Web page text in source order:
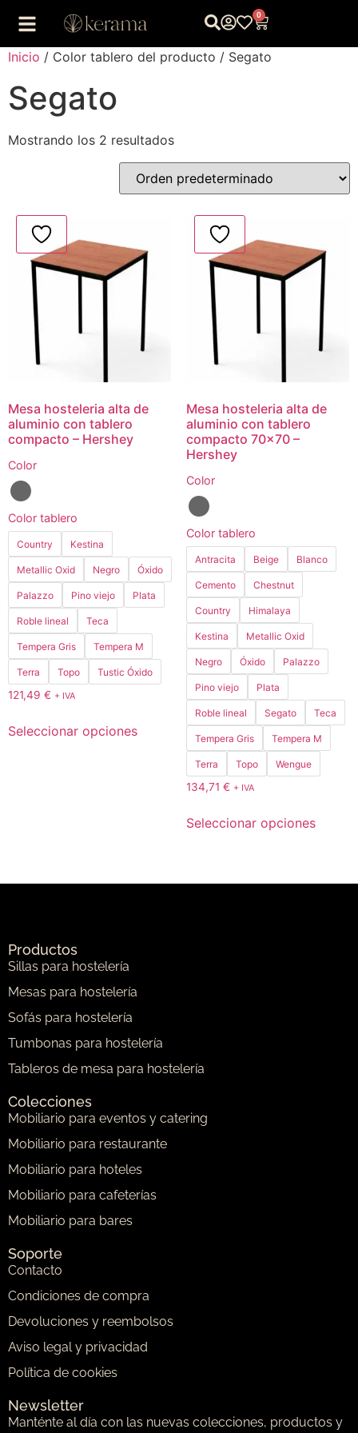
0
Inicio / Color tablero del producto / Segato
Segato
Mostrando los 2 resultados
Mesa hosteleria alta de
aluminio con tablero
compacto – Hershey
Color
Color tablero
Country Kestina
Metallic Oxid Negro Óxido
Palazzo Pino viejo Plata
Roble lineal Teca
Tempera Gris Tempera M
Terra Topo Tustic Óxido
121,49 € + IVA
Seleccionar opciones
Mesa hosteleria alta de
aluminio con tablero
compacto 70×70 –
Hershey
Color
Color tablero
Antracita Beige Blanco
Cemento Chestnut
Country Himalaya
Kestina Metallic Oxid
Negro Óxido Palazzo
Pino viejo Plata
Roble lineal Segato Teca
Tempera Gris Tempera M
Terra Topo Wengue
134,71 € + IVA
Seleccionar opciones
Productos
Sillas para hostelería
Mesas para hostelería
Sofás para hostelería
Tumbonas para hostelería
Tableros de mesa para hostelería
Colecciones
Mobiliario para eventos y catering
Mobiliario para restaurante
Mobiliario para hoteles
Mobiliario para cafeterías
Mobiliario para bares
Soporte
Contacto
Condiciones de compra
Devoluciones y reembolsos
Aviso legal y privacidad
Política de cookies
Newsletter
Manténte al día con las nuevas colecciones, productos y